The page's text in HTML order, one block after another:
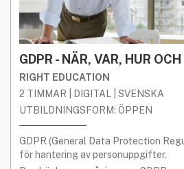
GDPR - NÄR, VAR, HUR
RIGHT EDUCATION
2 TIMMAR | DIGITAL | SVENSKA
UTBILDNINGSFORM: ÖPPEN
GDPR (General Data Protection
för hantering av personuppgifter.